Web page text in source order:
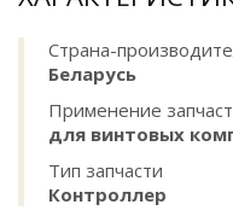
Страна-
Беларусь
Применение
для винтовых
Тип запчасти
Контроллер